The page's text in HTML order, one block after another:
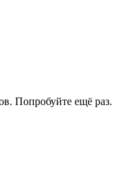
Попробуйте ещё раз.